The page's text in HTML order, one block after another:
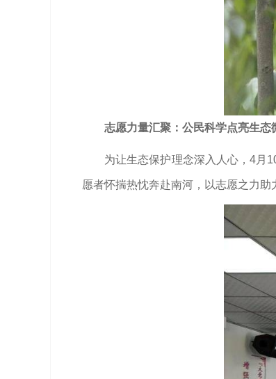
志愿力量汇聚：公民科学点亮生态
为让生态保护理念深入人心，4月
愿者怀揣热忱奔赴南河，以志愿之力助